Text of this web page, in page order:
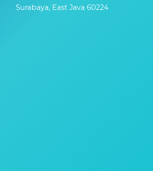
Surabaya, East Java 60224